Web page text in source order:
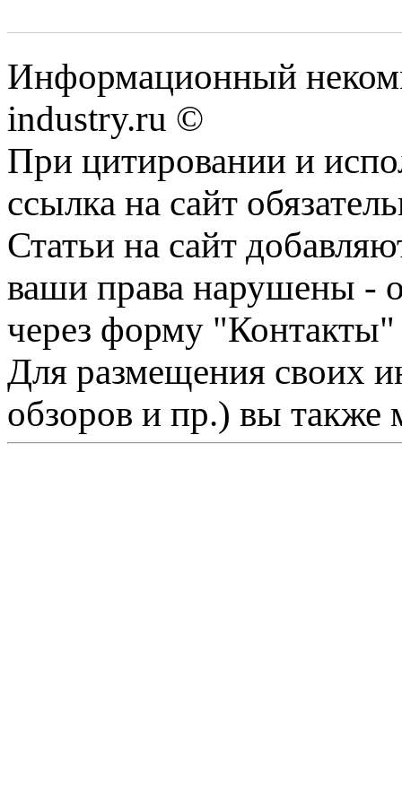
Информационный
industry.ru ©
При цитировании и
ссылка на сайт
Статьи на сайт
ваши права нарушены -
через форму "Контакты"
Для размещения своих
обзоров и пр.) вы также